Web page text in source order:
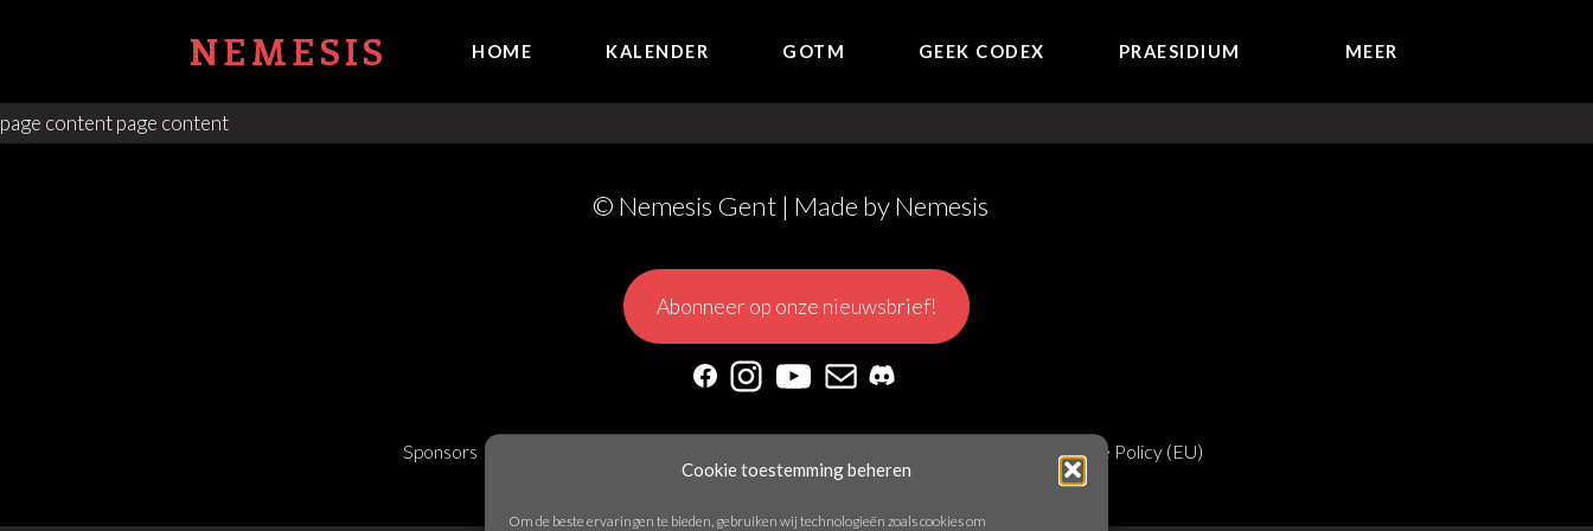
Cookie toestemming beheren
Om de beste ervaringen te bieden, gebruiken wij technologieën zoals cookies om
NEMESIS HOME KALENDER GOTM GEEK CODEX PRAESIDIUM MEER
page content page content
© Nemesis Gent | Made byNemesis
Abonneer op onze nieuwsbrief!
Facebook
Instagram
YouTube
Mail Discord
Sponsors Cookie Policy (EU)